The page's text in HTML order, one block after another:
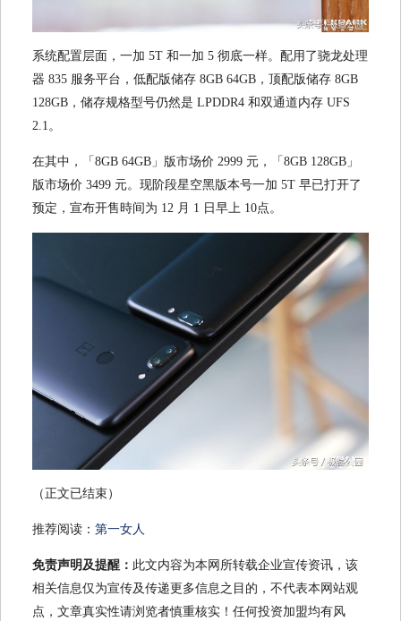
系统配置层面，一加 5T 和一加 5 彻底一样。配用了骁龙处理
器 835 服务平台，低配版储存 8GB 64GB，顶配版储存 8GB
128GB，储存规格型号仍然是 LPDDR4 和双通道内存 UFS
2.1。
在其中，「8GB 64GB」版市场价 2999 元，「8GB 128GB」
版市场价 3499 元。现阶段星空黑版本号一加 5T 早已打开了
预定，宣布开售時间为 12 月 1 日早上 10点。
（正文已结束）
推荐阅读： 第一女人
免责声明及提醒： 此文内容为本网所转载企业宣传资讯，该
相关信息仅为宣传及传递更多信息之目的，不代表本网站观
点，文章真实性请浏览者慎重核实！任何投资加盟均有风